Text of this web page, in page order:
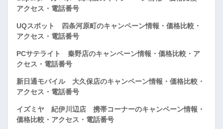
アクセス・電話番号
UQスポット 四条河原町のキャンペーン情報・価格比較・
アクセス・電話番号
PCサテライト 秦野店のキャンペーン情報・価格比較・ア
クセス・電話番号
新日通モバイル 大久保店のキャンペーン情報・価格比較・
アクセス・電話番号
イズミヤ 紀伊川辺店 携帯コーナーのキャンペーン情報・
価格比較・アクセス・電話番号